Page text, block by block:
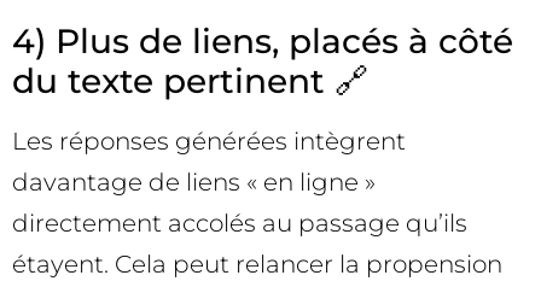
4) Plus de liens, placés à côté
du texte pertinent 🔗
Les réponses générées intègrent
davantage de liens « en ligne »
directement accolés au passage qu’ils
étayent. Cela peut relancer la propension